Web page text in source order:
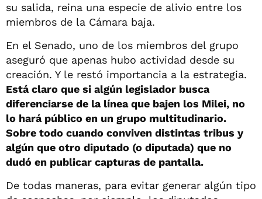
su salida, reina una especie de alivio entre los
miembros de la Cámara baja.
En el Senado, uno de los miembros del grupo
aseguró que apenas hubo actividad desde su
creación. Y le restó importancia a la estrategia.
Está claro que si algún legislador busca
diferenciarse de la línea que bajen los Milei, no
lo hará público en un grupo multitudinario.
Sobre todo cuando conviven distintas tribus y
algún que otro diputado (o diputada) que no
dudó en publicar capturas de pantalla.
De todas maneras, para evitar generar algún tipo